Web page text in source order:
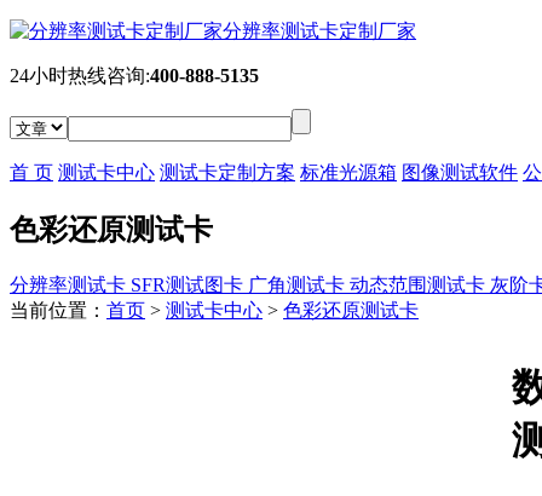
分辨率测试卡定制厂家
24小时热线咨询:400-888-5135
首 页 测试卡中心 测试卡定制方案 标准光源箱 图像测试软件
色彩还原测试卡
分辨率测试卡 SFR测试图卡 广角测试卡 动态范围测试卡 灰阶
当前位置： 首页 > 测试卡中心 > 色彩还原测试卡